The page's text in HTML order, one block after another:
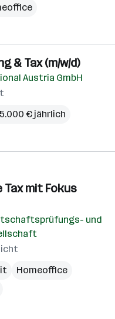
& Tax (m/w/d)
Austria GmbH
€ jährlich
Tax mit Fokus
und
Homeoffice